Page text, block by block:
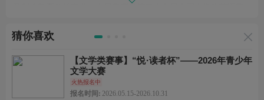
全国高等师范院校外语教学与研究协作组
猜你喜欢
【文学类赛事】“悦·读者杯”——2026年青少年
文学大赛
火热报名中
报名时间: 2026.05.15-2026.10.31